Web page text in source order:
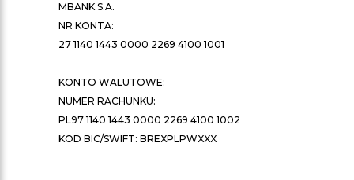
MBANK S.A.
NR KONTA:
27 1140 1443 0000 2269 4100 1001
KONTO WALUTOWE:
NUMER RACHUNKU:
PL97 1140 1443 0000 2269 4100 1002
KOD BIC/SWIFT: BREXPLPWXXX